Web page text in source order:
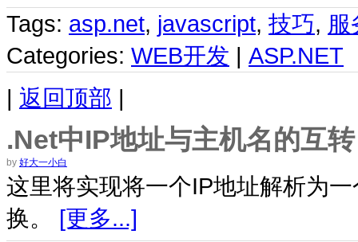
Tags: asp.net, javascript, 技巧, 服
Categories: WEB开发 | ASP.NET
| 返回顶部 |
.Net中IP地址与主机名的互转
by 好大一小白
这里将实现将一个IP地址解析为
换。 [更多...]